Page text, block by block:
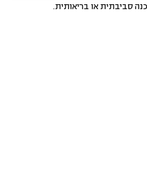
סביבתית או בריאותית.